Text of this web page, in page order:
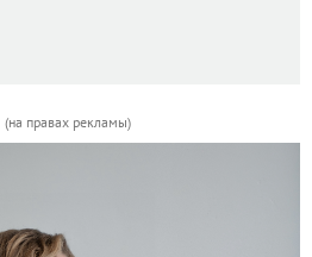
(на правах рекламы)